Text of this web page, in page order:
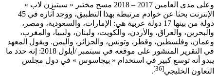
وعلى مدى العامين 2017 – 2018 مسح مختبر « سيتيزن لاب »
الإنترنت بحثا عن خوادم مرتبطة بهذا التطبيق، ووجد آثاره في 45
دولة من بينها 17 دولة عربية هي: الإمارات، والسعودية، ومصر،
والبحرين، والعراق، والأردن، والكويت، ولبنان، وليبيا، والمغرب،
وعمان، وفلسطين، وقطر، وتونس، والجزائر، واليمن. ويقول المعهد
في التقرير المنشور على موقعه في سبتمبر /أيلول 2018: إنه حدد ما
يبدو أنه توسع كبير في استخدام « بيجاسوس » في دول مجلس
التعاون الخليجي[36]
.